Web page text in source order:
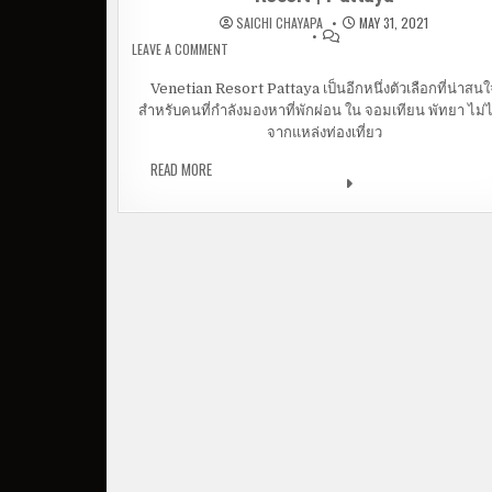
SAICHI CHAYAPA
MAY 31, 2021
LEAVE A COMMENTON พักพัทยา สไตล์เวนิช อิตาลี่ ที่ VENETIAN
Venetian Resort Pattaya เป็นอีกหนึ่งตัวเลือกที่น่าสนใ
สำหรับคนที่กำลังมองหาที่พักผ่อน ใน จอมเทียน พัทยา ไม่
จากแหล่งท่องเที่ยว
READ MOREพักพัทยา สไตล์เวนิช อิตาลี่ ที่ VENETIAN RESORT |